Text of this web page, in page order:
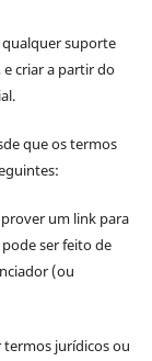
suporte
criar a partir do
que os termos
um link para
pode ser feito de
(ou
termos jurídicos ou